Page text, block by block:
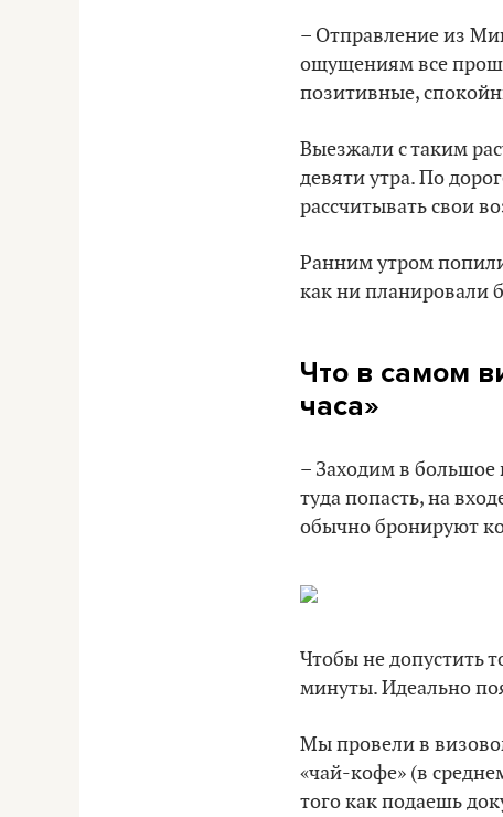
– Отправление из
ощущениям все
позитивные,
Выезжали с таким
девяти утра. По
рассчитывать свои
Ранним утром
как ни планировали
Что в самом
часа»
– Заходим в
туда попасть, на
обычно бронируют
Чтобы не допустить
минуты. Идеально
Мы провели в
«чай-кофе» (в
того как подаешь